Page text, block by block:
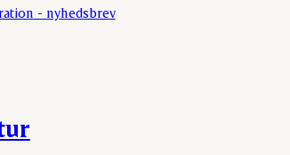
- nyhedsbrev